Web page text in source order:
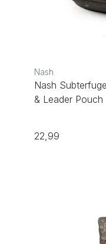
Nash
Nash
& Leader Pouch
22,99